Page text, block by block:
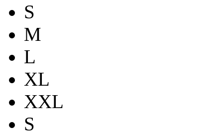
S
M
L
XL
XXL
S